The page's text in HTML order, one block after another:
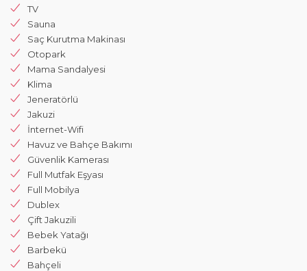
TV
Sauna
Saç Kurutma Makinası
Otopark
Mama Sandalyesi
Klima
Jeneratörlü
Jakuzi
İnternet-Wifi
Havuz ve Bahçe Bakımı
Güvenlik Kamerası
Full Mutfak Eşyası
Full Mobilya
Dublex
Çift Jakuzili
Bebek Yatağı
Barbekü
Bahçeli